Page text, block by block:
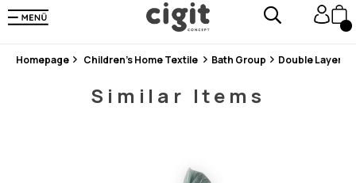
En Uygun Fiyat Garantisi !
300₺ ve Üzeri Alışverişlerde Kargo Ücretsiz !
Homepage Children's Home Textile Bath Group Double Layer
Similar Items